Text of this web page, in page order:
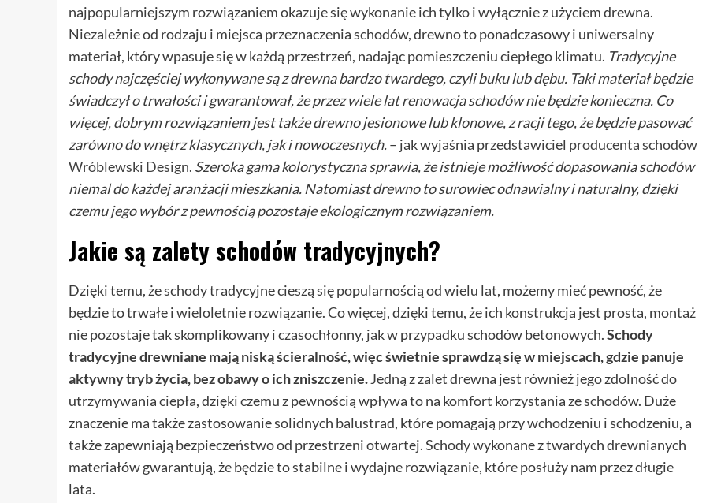
najpopularniejszym rozwiązaniem okazuje się wykonanie ich tylko i wyłącznie z użyciem drewna.
Niezależnie od rodzaju i miejsca przeznaczenia schodów, drewno to ponadczasowy i uniwersalny
materiał, który wpasuje się w każdą przestrzeń, nadając pomieszczeniu ciepłego klimatu. Tradycyjne
schody najczęściej wykonywane są z drewna bardzo twardego, czyli buku lub dębu. Taki materiał będzie
świadczył o trwałości i gwarantował, że przez wiele lat renowacja schodów nie będzie konieczna. Co
więcej, dobrym rozwiązaniem jest także drewno jesionowe lub klonowe, z racji tego, że będzie pasować
zarówno do wnętrz klasycznych, jak i nowoczesnych.– jak wyjaśnia przedstawiciel producenta schodów
Wróblewski Design. Szeroka gama kolorystyczna sprawia, że istnieje możliwość dopasowania schodów
niemal do każdej aranżacji mieszkania. Natomiast drewno to surowiec odnawialny i naturalny, dzięki
czemu jego wybór z pewnością pozostaje ekologicznym rozwiązaniem.
Jakie są zalety schodów tradycyjnych?
Dzięki temu, że schody tradycyjne cieszą się popularnością od wielu lat, możemy mieć pewność, że
będzie to trwałe i wieloletnie rozwiązanie. Co więcej, dzięki temu, że ich konstrukcja jest prosta, montaż
nie pozostaje tak skomplikowany i czasochłonny, jak w przypadku schodów betonowych.Schody
tradycyjne drewniane mają niską ścieralność, więc świetnie sprawdzą się w miejscach, gdzie panuje
aktywny tryb życia, bez obawy o ich zniszczenie.Jedną z zalet drewna jest również jego zdolność do
utrzymywania ciepła, dzięki czemu z pewnością wpływa to na komfort korzystania ze schodów. Duże
znaczenie ma także zastosowanie solidnych balustrad, które pomagają przy wchodzeniu i schodzeniu, a
także zapewniają bezpieczeństwo od przestrzeni otwartej. Schody wykonane z twardych drewnianych
materiałów gwarantują, że będzie to stabilne i wydajne rozwiązanie, które posłuży nam przez długie
lata.